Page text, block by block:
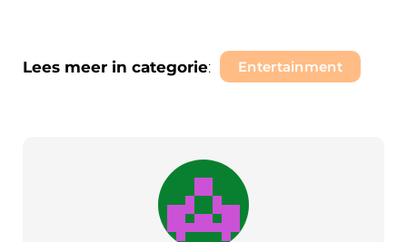
Lees meer in categorie: Entertainment